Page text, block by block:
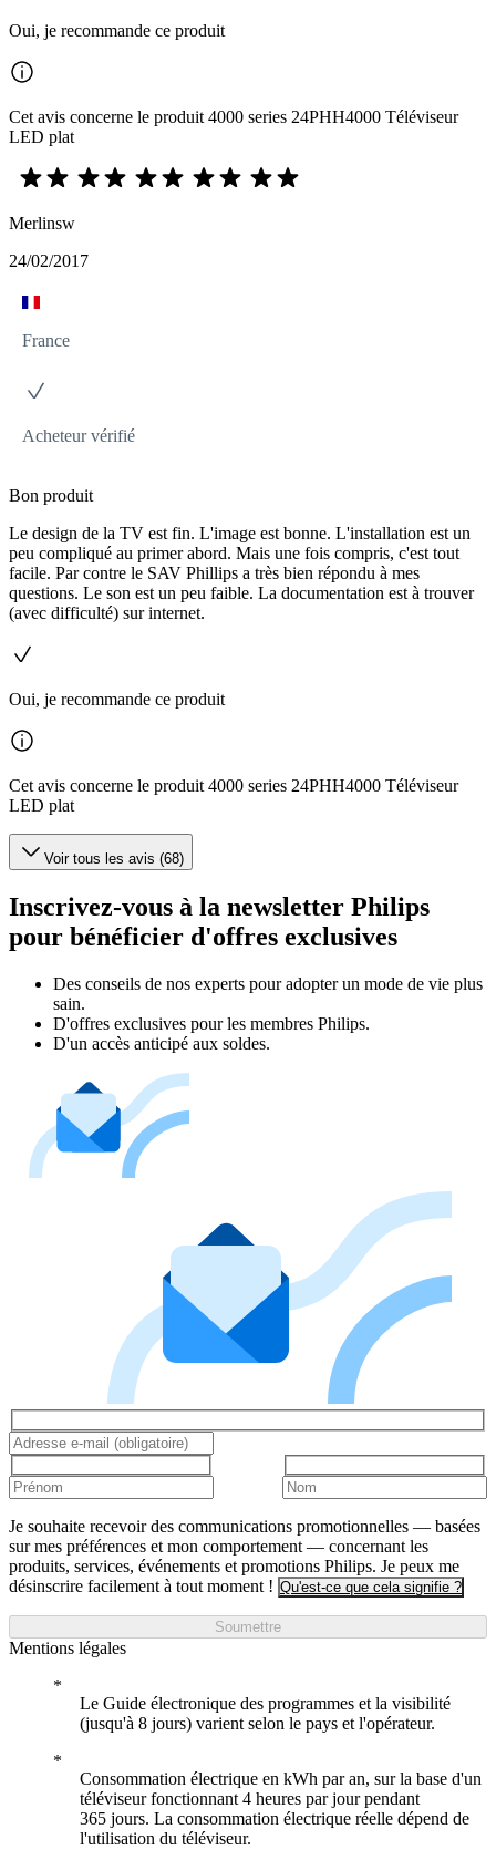
Oui, je recommande ce produit
Cet avis concerne le produit 4000 series 24PHH4000 Téléviseur
LED plat
Merlinsw
24/02/2017
France
Acheteur vérifié
Bon produit
Le design de la TV est fin. L'image est bonne. L'installation est un
peu compliqué au primer abord. Mais une fois compris, c'est tout
facile. Par contre le SAV Phillips a très bien répondu à mes
questions. Le son est un peu faible. La documentation est à trouver
(avec difficulté) sur internet.
Oui, je recommande ce produit
Cet avis concerne le produit 4000 series 24PHH4000 Téléviseur
LED plat
Voir tous les avis (68)
Inscrivez-vous à la newsletter Philips
pour bénéficier d'offres exclusives
Des conseils de nos experts pour adopter un mode de vie plus
sain.
D'offres exclusives pour les membres Philips.
D'un accès anticipé aux soldes.
Je souhaite recevoir des communications promotionnelles — basées
sur mes préférences et mon comportement — concernant les
produits, services, événements et promotions Philips. Je peux me
désinscrire facilement à tout moment ! Qu'est-ce que cela signifie ?
Soumettre
Mentions légales
Le Guide électronique des programmes et la visibilité
(jusqu'à 8 jours) varient selon le pays et l'opérateur.
Consommation électrique en kWh par an, sur la base d'un
téléviseur fonctionnant 4 heures par jour pendant
365 jours. La consommation électrique réelle dépend de
l'utilisation du téléviseur.